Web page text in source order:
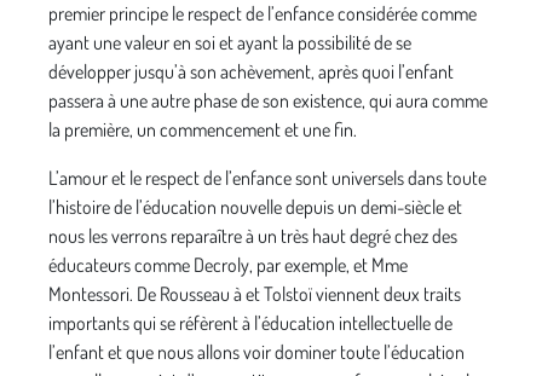
premier principe le respect de l’enfance considérée comme
ayant une valeur en soi et ayant la possibilité de se
développer jusqu’à son achèvement, après quoi l’enfant
passera à une autre phase de son existence, qui aura comme
la première, un commencement et une fin.
L’amour et le respect de l’enfance sont universels dans toute
l’histoire de l’éducation nouvelle depuis un demi-siècle et
nous les verrons reparaître à un très haut degré chez des
éducateurs comme Decroly, par exemple, et Mme
Montessori. De Rousseau à et Tolstoï viennent deux traits
importants qui se réfèrent à l’éducation intellectuelle de
l’enfant et que nous allons voir dominer toute l’éducation